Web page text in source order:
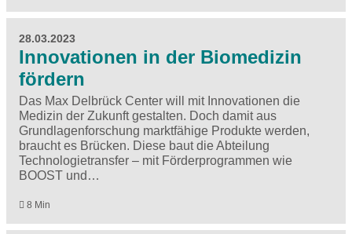
28.03.2023
Innovationen in der Biomedizin
fördern
Das Max Delbrück Center will mit Innovationen die
Medizin der Zukunft gestalten. Doch damit aus
Grundlagenforschung marktfähige Produkte werden,
braucht es Brücken. Diese baut die Abteilung
Technologietransfer – mit Förderprogrammen wie
BOOST und…
8 Min